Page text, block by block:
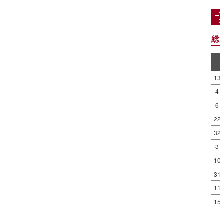
13
4
6
22
32
3
10
31
11
15